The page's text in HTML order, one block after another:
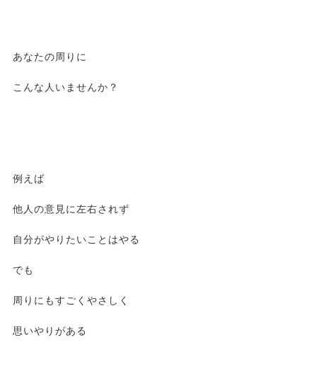
あなたの周りに
こんな人いませんか？
例えば
他人の意見に左右されず
自分がやりたいことはやる
でも
周りにもすごくやさしく
思いやりがある